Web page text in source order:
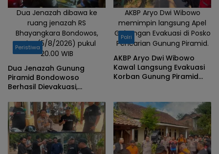
Dua Jenazah dibawa ke
ruang jenazah RS
Bhayangkara Bondowos,
Rabu (5/8/2026) pukul
20.00 WIB
Peristiwa
Dua Jenazah Gunung
Piramid Bondowoso
Berhasil Dievakuasi,
Tim Gabungan
AKBP Aryo Dwi Wibowo
memimpin langsung Apel
Gabungan Evakuasi di Posko
Pencarian Gunung Piramid.
Polri
AKBP Aryo Dwi Wibowo
Kawal Langsung Evakuasi
Korban Gunung Piramid